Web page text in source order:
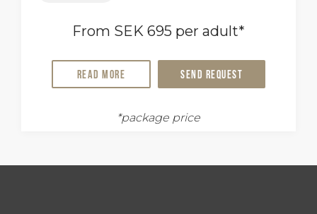
From SEK 695 per adult*
Read more Send request
*package price